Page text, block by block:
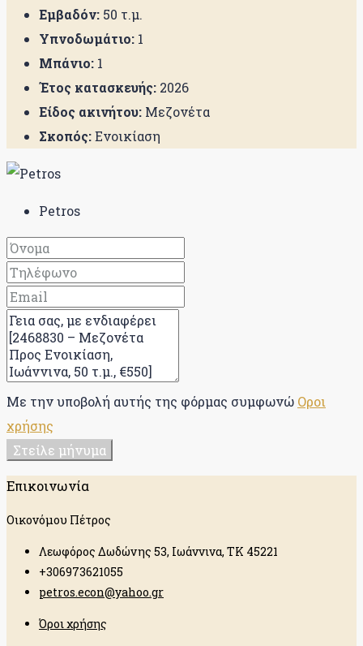
Εμβαδόν: 50 τ.μ.
Υπνοδωμάτιο: 1
Μπάνιο: 1
Έτος κατασκευής: 2026
Είδος ακινήτου: Μεζονέτα
Σκοπός:Ενοικίαση
Petros
Με την υποβολή αυτής της φόρμας συμφωνώ Οροι
χρήσης
Στείλε μήνυμα
Επικοινωνία
Οικονόμου Πέτρος
Λεωφόρος Δωδώνης 53, Ιωάννινα, ΤΚ 45221
+306973621055
petros.econ@yahoo.gr
Όροι χρήσης